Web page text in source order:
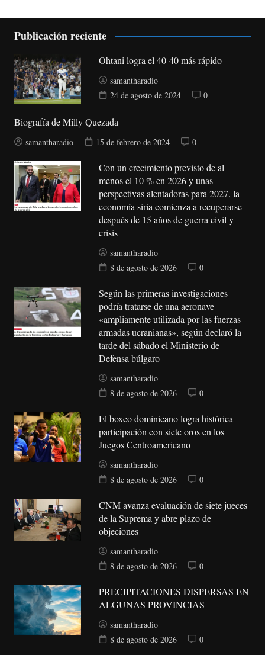
Publicación reciente
Ohtani logra el 40-40 más rápido
samantharadio
24 de agosto de 2024
0
Biografía de Milly Quezada
samantharadio 15 de febrero de 2024 0
Con un crecimiento previsto de al
menos el 10 % en 2026 y unas
perspectivas alentadoras para 2027, la
economía siria comienza a recuperarse
después de 15 años de guerra civil y
crisis
samantharadio
8 de agosto de 2026
0
Según las primeras investigaciones
podría tratarse de una aeronave
«ampliamente utilizada por las fuerzas
armadas ucranianas», según declaró la
tarde del sábado el Ministerio de
Defensa búlgaro
samantharadio
8 de agosto de 2026
0
El boxeo dominicano logra histórica
participación con siete oros en los
Juegos Centroamericano
samantharadio
8 de agosto de 2026
0
CNM avanza evaluación de siete jueces
de la Suprema y abre plazo de
objeciones
samantharadio
8 de agosto de 2026
0
PRECIPITACIONES DISPERSAS EN
ALGUNAS PROVINCIAS
samantharadio
8 de agosto de 2026
0